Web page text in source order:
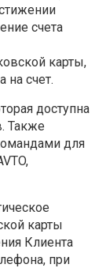
счета
карты,
на счет.
доступна
Также
для
карты
Клиента
при